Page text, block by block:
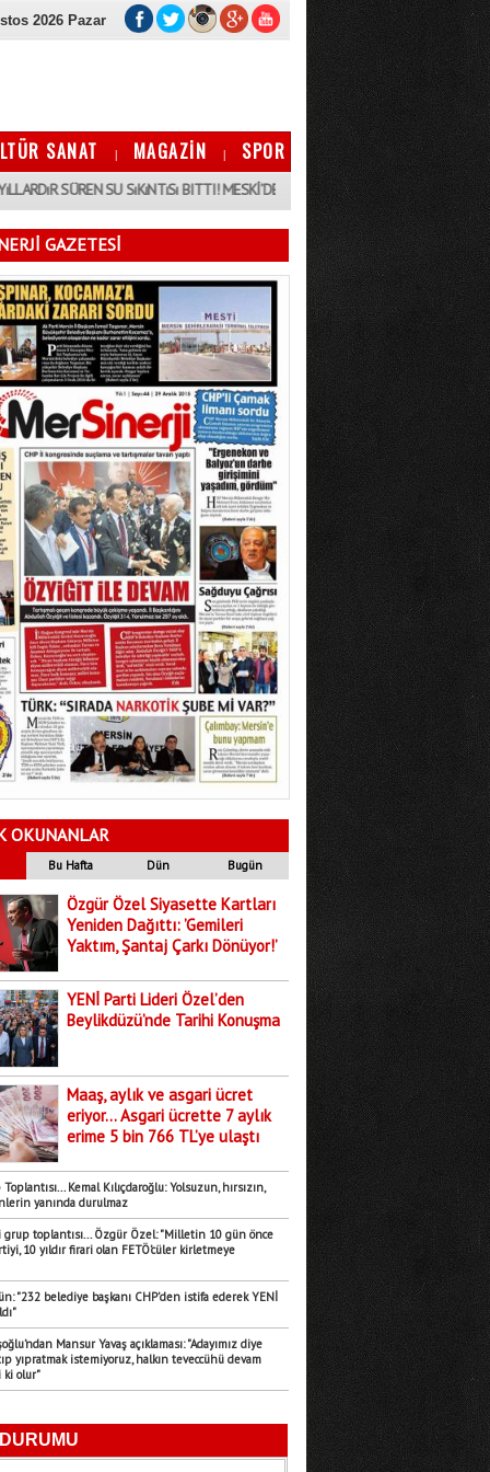
2026 Pazar
SANAT | MAGAZİN | SPOR
SU SıKıNTıSı BITTI! MESKİ’DEN KıRSALA HAYAT VEREN DEV HAMLE
GAZETESİ
OKUNANLAR
Bu Hafta Dün Bugün
Özgür Özel Siyasette Kartları
Yeniden Dağıttı: ’Gemileri
Yaktım, Şantaj Çarkı Dönüyor!’
YENİ Parti Lideri Özel’den
Beylikdüzü’nde Tarihi Konuşma
Maaş, aylık ve asgari ücret
eriyor... Asgari ücrette 7 aylık
erime 5 bin 766 TL’ye ulaştı
Kemal Kılıçdaroğlu: Yolsuzun, hırsızın,
yanında durulmaz
grup toplantısı... Özgür Özel: "Milletin 10 gün önce
10 yıldır firari olan FETÖ’cüler kirletmeye
"232 belediye başkanı CHP’den istifa ederek YENİ
Mansur Yavaş açıklaması: "Adayımız diye
yıpratmak istemiyoruz, halkın teveccühü devam
ki olur"